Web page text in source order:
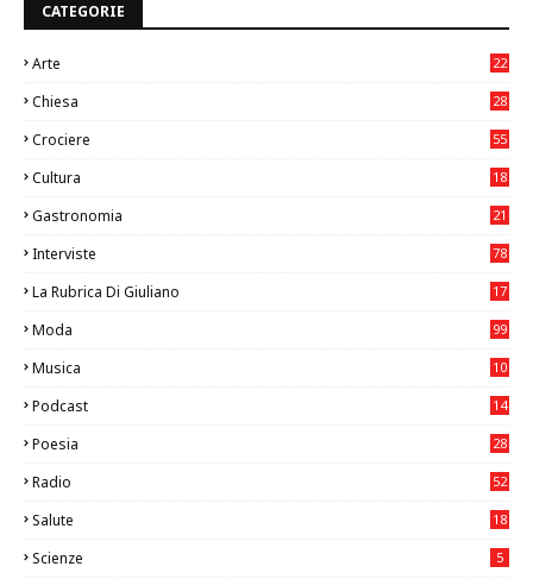
CATEGORIE
Arte
22
Chiesa
28
Crociere 55
Cultura
18
Gastronomia
21
Interviste 78
La Rubrica Di Giuliano
17
Moda 99
Musica
10
Podcast 14
Poesia 28
Radio 52
Salute
18
Scienze 5